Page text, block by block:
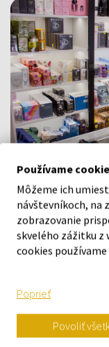
Navštívte našu
Po - Pi: 8:00 - 16:00
Na Bratislavskej 64/76,
VŠETKO O NÁKUPE
Vernostný systém
Všeobecné obchodné
Používame
Môžeme ich
návštevníkoch, na
zobrazovanie
skvelého zážitku z
cookies
Poprieť
Povoliť